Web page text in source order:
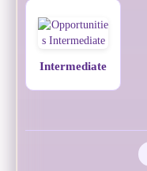
Intermediate